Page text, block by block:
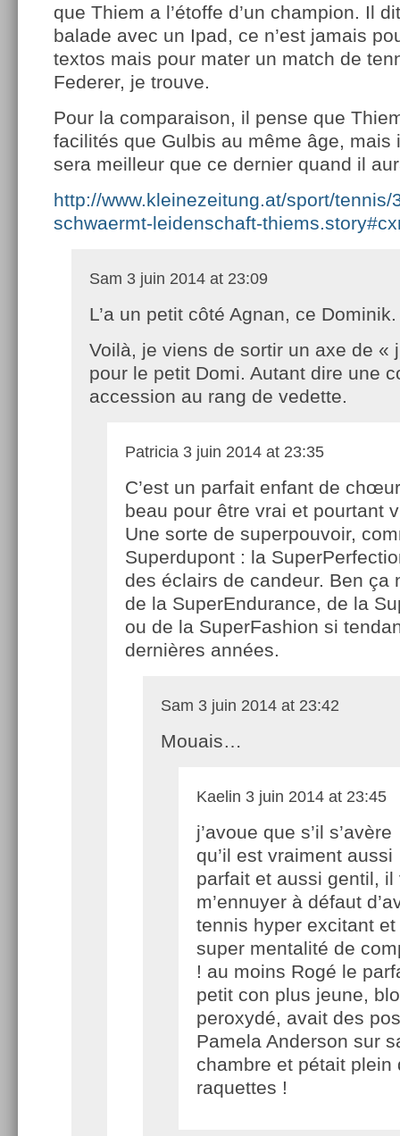
que Thiem a l’étoffe d’un champion. Il
balade avec un Ipad, ce n’est jamais
textos mais pour mater un match de
Federer, je trouve.
Pour la comparaison, il pense que
facilités que Gulbis au même âge, mais
sera meilleur que ce dernier quand il
http://www.kleinezeitung.at/sport/tennis/
schwaermt-leidenschaft-
Sam 3 juin 2014 at 23:09
L’a un petit côté Agnan, ce Dominik.
Voilà, je viens de sortir un axe de «
pour le petit Domi. Autant dire une
accession au rang de vedette.
Patricia 3 juin 2014 at 23:35
C’est un parfait enfant de
beau pour être vrai et pourtant
Une sorte de superpouvoir,
Superdupont : la
des éclairs de candeur. Ben ça
de la SuperEndurance, de la
ou de la SuperFashion si
dernières années.
Sam 3 juin 2014 at 23:42
Mouais…
Kaelin 3 juin 2014 at 23:45
j’avoue que s’il s’avère
qu’il est vraiment aussi
parfait et aussi gentil, il
m’ennuyer à défaut
tennis hyper excitant et
super mentalité de
! au moins Rogé le
petit con plus jeune,
peroxydé, avait des
Pamela Anderson sur
chambre et pétait plein
raquettes !